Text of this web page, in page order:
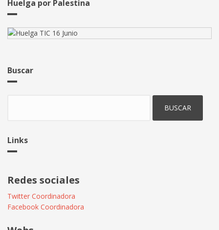
Huelga por Palestina
Buscar
Links
Redes sociales
Twitter Coordinadora
Facebook Coordinadora